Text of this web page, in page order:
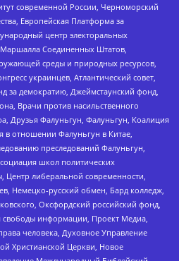
современной России, Черноморский
Европейская Платформа за
центр электоральных
Соединенных Штатов,
среды и природных ресурсов,
украинцев, Атлантический совет,
за демократию, Джеймстаунский фонд,
Врачи против насильственного
Друзья Фалуньгун, Фалуньгун, Коалиция
в отношении Фалуньгун в Китае,
преследований Фалуньгун,
школ политических
Центр либеральной современности,
Немецко-русский обмен, Бард колледж,
Оксфордский российский фонд,
информации, Проект Медиа,
человека, Духовное Управление
Христианской Церкви, Новое